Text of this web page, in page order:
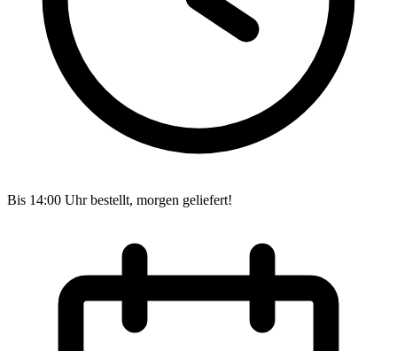
Bis 14:00 Uhr bestellt, morgen geliefert!